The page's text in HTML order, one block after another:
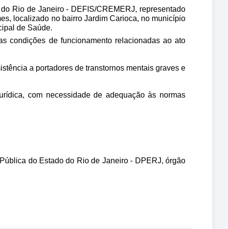
Rio de Janeiro - DEFIS/CREMERJ, representado
localizado no bairro Jardim Carioca, no município
de Saúde.
condições de funcionamento relacionadas ao ato
a portadores de transtornos mentais graves e
com necessidade de adequação às normas
do Estado do Rio de Janeiro - DPERJ, órgão